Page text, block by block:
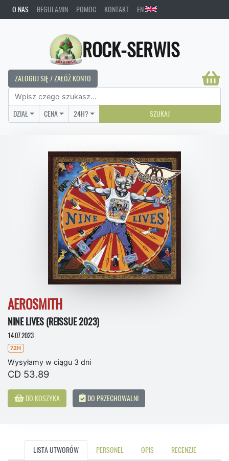
O NAS REGULAMIN POMOC KONTAKT EN
ROCK-SERWIS
ZALOGUJ SIĘ / ZAŁÓŻ KONTO
DZIAŁ CENA 24H? SZUKAJ
AEROSMITH
NINE LIVES (REISSUE 2023)
14.07.2023
72H
Wysyłamy w ciągu 3 dni
CD 53.89
DO KOSZYKA DO PRZECHOWALNI
LISTA UTWORÓW PERSONEL OPIS RECENZJE